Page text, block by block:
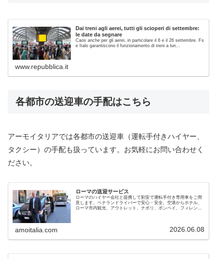
Dai treni agli aerei, tutti gli scioperi di settembre:
le date da segnare
Caos anche per gli aerei, in particolare il 6 e il 26 settembre. Fs
e Italo garantiscono il funzionamento di treni a lun...
www.repubblica.it
各都市の送迎車の手配はこちら
アーモイタリアでは各都市の送迎車（運転手付きハイヤー、
タクシー）の手配も扱っています。お気軽にお問い合わせく
ださい。
ローマの送迎サービス
ローマのハイヤー会社と提携して割安で運転手付き専用車をご用
意します。ベテランドライバーで安心・安全。空港からホテル、
ローマ市内観光、アウトレット、ナポリ、ポンペイ、フィレンツ
amoitalia.com 2026.06.08